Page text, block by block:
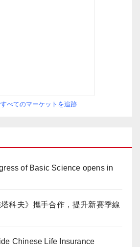
べてのマーケットを追跡
of Basic Science opens in
科夫》攜手合作，提升新賽季線
Chinese Life Insurance